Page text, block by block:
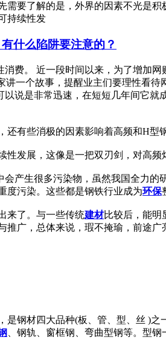
需要了解的是，外界的因素不光是
持续性发
什么陷阱要注意的？
消费。 近一段时间以来，为了增加
讲一个故事，提醒业主们要理性看
以说是非常迅速，在短短几年间它
有些消极的因素影响着高频和H型
发展，这像是一把双刃剑，对高频
产生很多污染物，虽然我国全力的
度污染。这些都是钢铁行业成为环保
来了。与一些传统建材比较后，能明
广，总体来说，瑕不掩瑜，前途广
钢材四大品种(板、管、型、丝 )
、钢轨、窗框钢、弯曲型钢等。型钢